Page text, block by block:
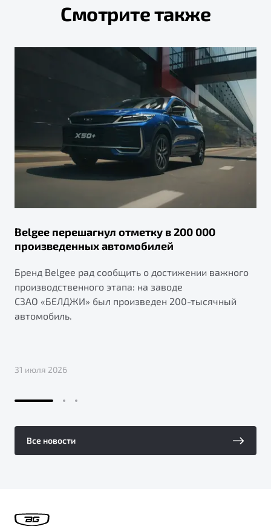
Смотрите также
Belgee перешагнул отметку в 200 000
произведенных автомобилей
Бренд Belgee рад сообщить о достижении важного
производственного этапа: на заводе
СЗАО «БЕЛДЖИ» был произведен 200-тысячный
автомобиль.
31 июля 2026
Все новости